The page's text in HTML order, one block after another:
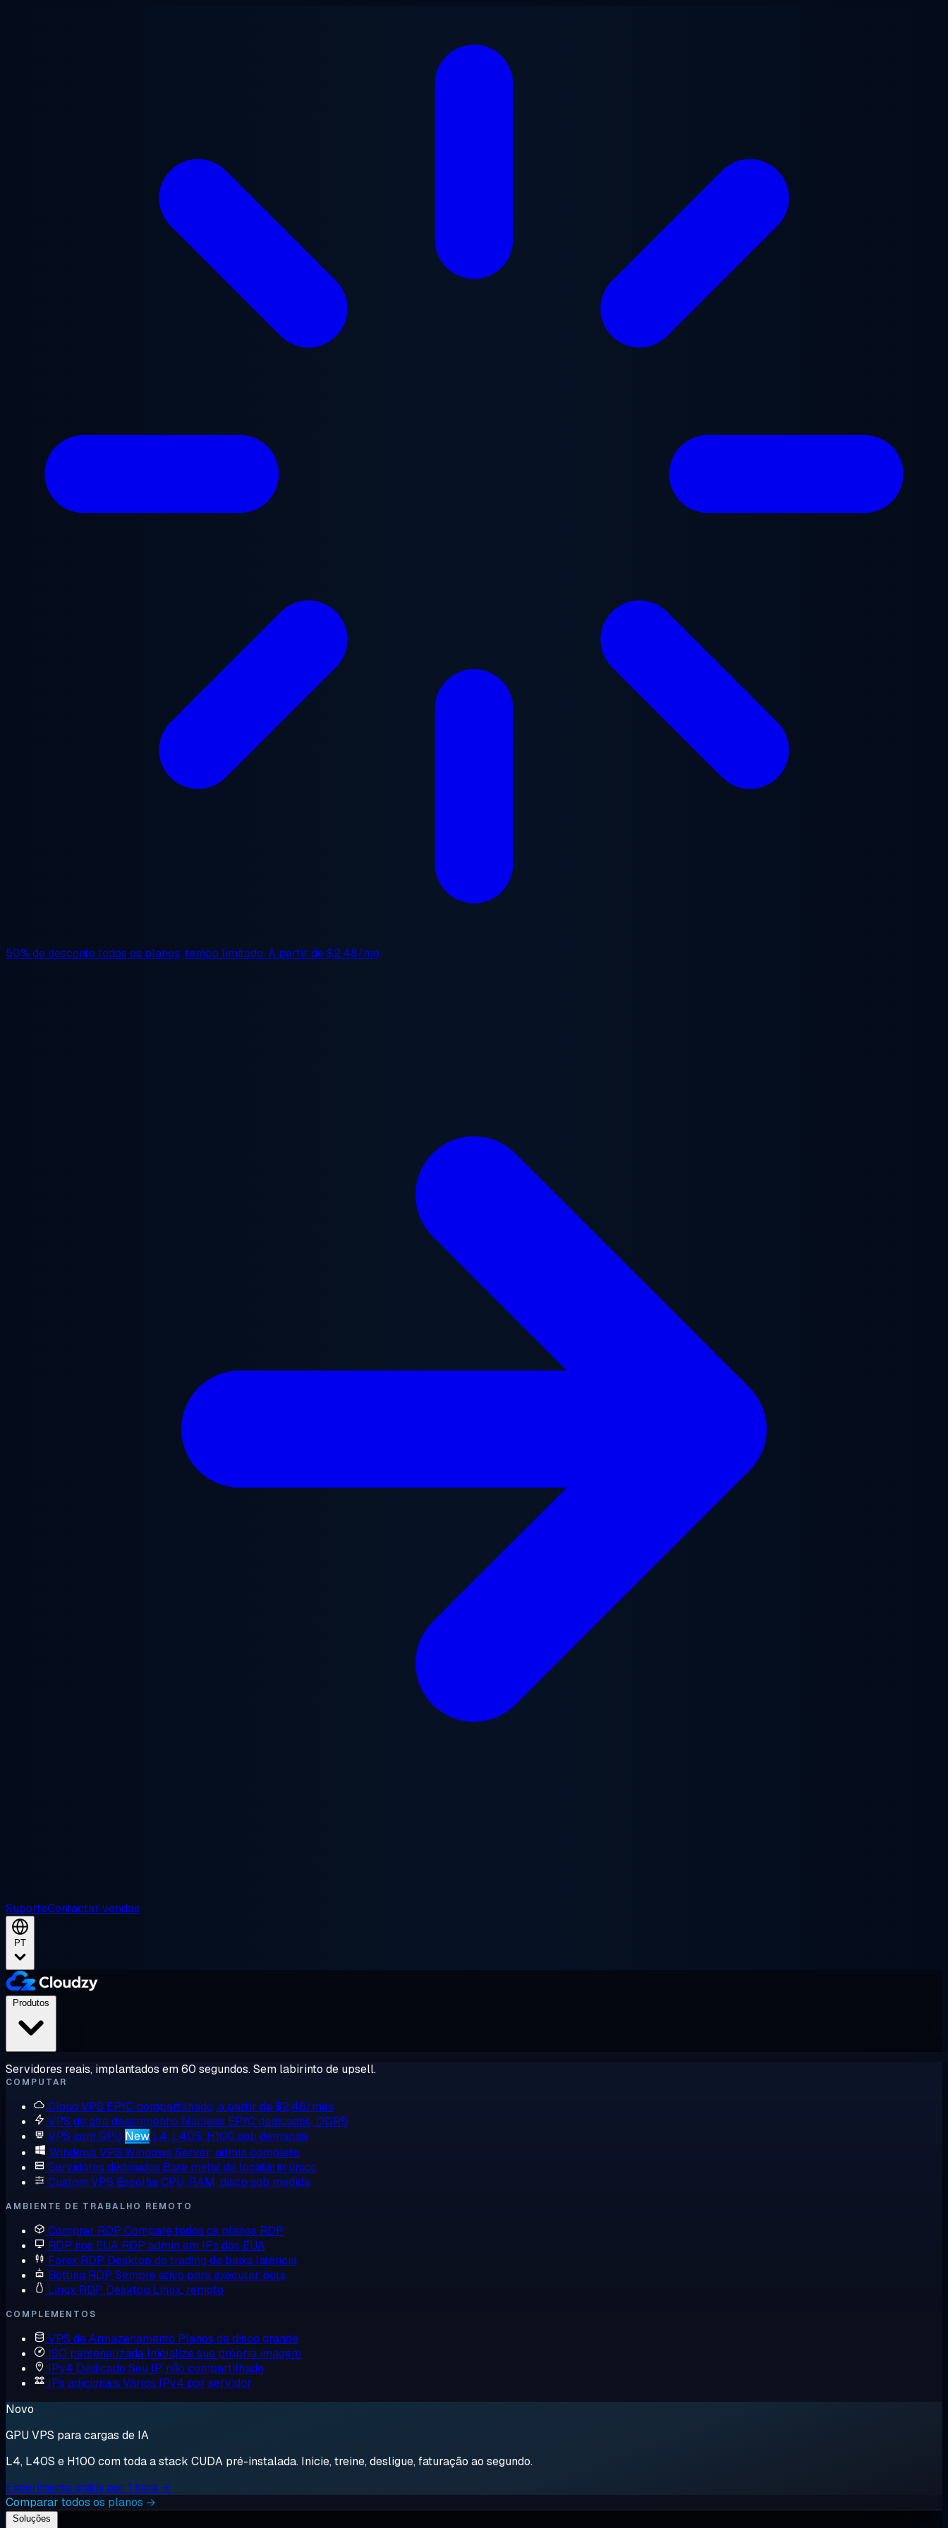
50% de desconto todos os planos, tempo limitado. A partir de$2.48/mo
SuporteContactar vendas
PT
Servidores reais, implantados em 60 segundos. Sem labirinto de upsell.
COMPUTAR
Cloud VPS EPYC compartilhado, a partir de $2,48/mês
VPS de alto desempenho Núcleos EPYC dedicados, DDR5
VPS com GPU New L4, L40S, H100 sob demanda
Windows VPS Windows Server, admin completo
Servidores dedicados Bare metal de locatário único
Custom VPS Escolha CPU, RAM, disco sob medida
AMBIENTE DE TRABALHO REMOTO
Comprar RDP Compare todos os planos RDP
RDP nos EUA RDP admin em IPs dos EUA
Forex RDP Desktop de trading de baixa latência
Botting RDP Sempre ativo para executar bots
Linux RDP Desktop Linux, remoto
COMPLEMENTOS
VPS de Armazenamento Planos de disco grande
ISO personalizada Inicialize sua própria imagem
IPv4 Dedicado Seu IP, não compartilhado
IPs adicionais Vários IPv4 por servidor
Novo
GPU VPS para cargas de IA
L4, L40S e H100 com toda a stack CUDA pré-instalada. Inicie, treine, desligue, faturação ao segundo.
Experimente grátis por 1 hora →
Comparar todos os planos →